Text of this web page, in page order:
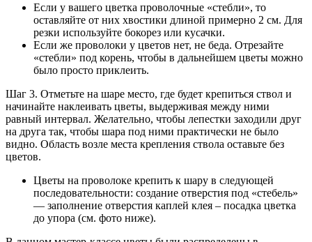
Если у вашего цветка проволочные «стебли», то
оставляйте от них хвостики длиной примерно 2 см. Для
резки используйте бокорез или кусачки.
Если же проволоки у цветов нет, не беда. Отрезайте
«стебли» под корень, чтобы в дальнейшем цветы можно
было просто приклеить.
Шаг 3. Отметьте на шаре место, где будет крепиться ствол и
начинайте наклеивать цветы, выдерживая между ними
равный интервал. Желательно, чтобы лепестки заходили друг
на друга так, чтобы шара под ними практически не было
видно. Область возле места крепления ствола оставьте без
цветов.
Цветы на проволоке крепить к шару в следующей
последовательности: создание отверстия под «стебель»
— заполнение отверстия каплей клея – посадка цветка
до упора (см. фото ниже).